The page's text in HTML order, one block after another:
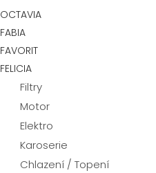
OCTAVIA
FABIA
FAVORIT
FELICIA
Filtry
Motor
Elektro
Karoserie
Chlazení / Topení